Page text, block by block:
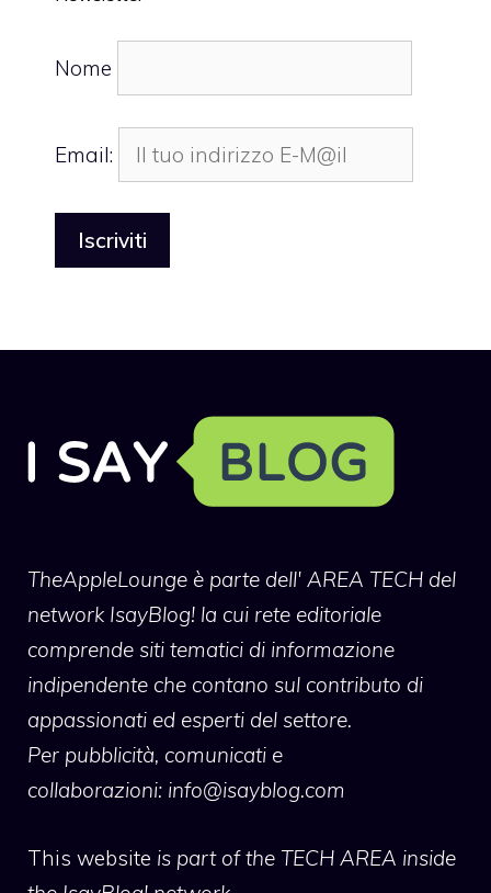
Nome
Email:
TheAppleLounge è parte dell' AREA TECH del
network IsayBlog! la cui rete editoriale
comprende siti tematici di informazione
indipendente che contano sul contributo di
appassionati ed esperti del settore.
Per pubblicità, comunicati e
collaborazioni: info@isayblog.com
This website is part of the TECH AREA inside